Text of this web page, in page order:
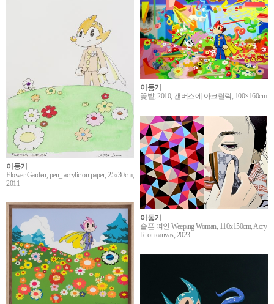
이동기
Flower Garden, pen_ acrylic on paper, 25x30cm,
2011
이동기
꽃밭, 2010, 캔버스에 아크릴릭, 100×160cm
이동기
슬픈 여인 Weeping Woman, 110x150cm, Acry
lic on canvas, 2023